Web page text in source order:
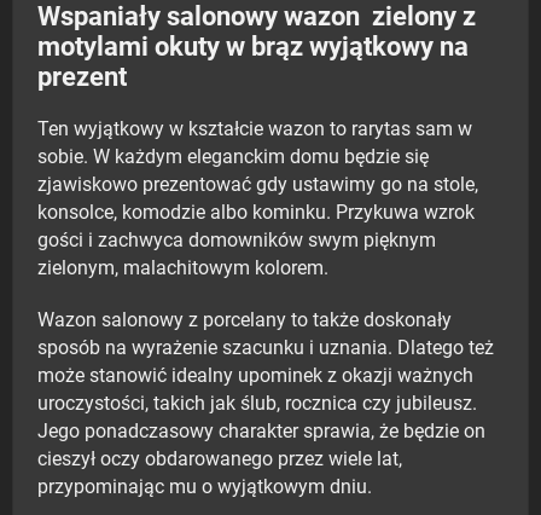
Wspaniały salonowy wazon zielony z
motylami okuty w brąz wyjątkowy na
prezent
Ten wyjątkowy w kształcie wazon to rarytas sam w
sobie. W każdym eleganckim domu będzie się
zjawiskowo prezentować gdy ustawimy go na stole,
konsolce, komodzie albo kominku. Przykuwa wzrok
gości i zachwyca domowników swym pięknym
zielonym, malachitowym kolorem.
Wazon salonowy z porcelany to także doskonały
sposób na wyrażenie szacunku i uznania. Dlatego też
może stanowić idealny upominek z okazji ważnych
uroczystości, takich jak ślub, rocznica czy jubileusz.
Jego ponadczasowy charakter sprawia, że będzie on
cieszył oczy obdarowanego przez wiele lat,
przypominając mu o wyjątkowym dniu.